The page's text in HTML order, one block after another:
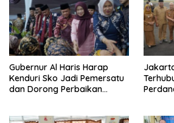
Gubernur Al Haris Harap
Kenduri Sko Jadi Pemersatu
dan Dorong Perbaikan